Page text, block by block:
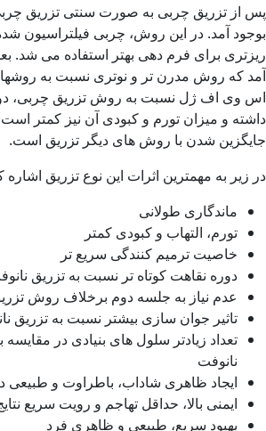
پس از تزریق چربی به صورت سنتی تزریق
بوجود آمد. در این روش، چربی فیلتراسیون
ریزتری برای فرم دهی بهتر استفاده می شد.
آمد که روش مدرن تر و نوتری نسبت به
اس وی اف ژل نسبت به روش تزریق چربی،
داشته و میزان تورم و کبودی آن نیز کمتر
جایگزین شدن با روش های دیگر تزریق است.
در زیر به مهمترین اثرات این نوع تزریق اشاره
ماندگاری طولانی
تورم، التهاب و کبودی کمتر
خاصیت ترمیم کنندگی سریع تر
دوره نقاهت کوتاه تر نسبت به تزریق
عدم نیاز به جلسه دوم برخلاف روش
تاثیر جوان سازی بیشتر نسبت به تزریق
تعداد زیادتر سلول های بنیادی در
نانوفت
ایجاد ظاهری شاداب، باطراوت و
ایمنی بالا، حداقل تهاجم و رویت سریع
بهبود سریع، طبیعی و ظاهری فرد